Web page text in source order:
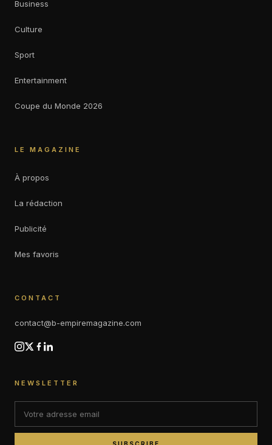
Business
Culture
Sport
Entertainment
Coupe du Monde 2026
LE MAGAZINE
À propos
La rédaction
Publicité
Mes favoris
CONTACT
contact@b-empiremagazine.com
NEWSLETTER